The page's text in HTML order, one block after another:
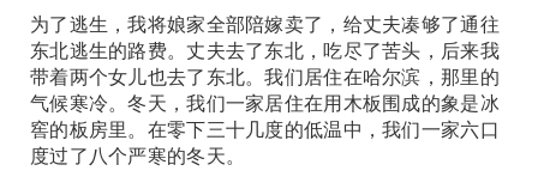
为了逃生，我将娘家全部陪嫁卖了，给丈夫凑够了通往
东北逃生的路费。丈夫去了东北，吃尽了苦头，后来我
带着两个女儿也去了东北。我们居住在哈尔滨，那里的
气候寒冷。冬天，我们一家居住在用木板围成的象是冰
窖的板房里。在零下三十几度的低温中，我们一家六口
度过了八个严寒的冬天。